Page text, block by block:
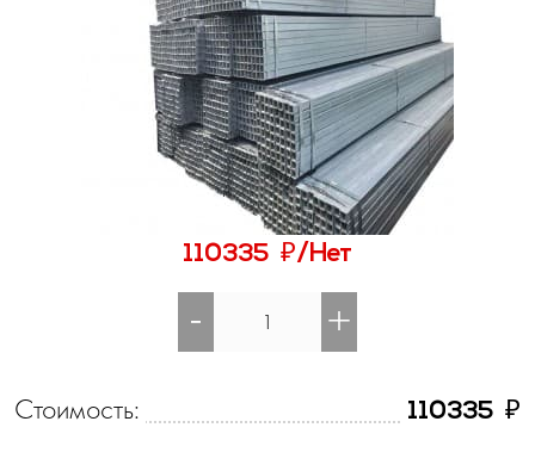
110335 ₽/Нет
- +
Стоимость: 110335 ₽